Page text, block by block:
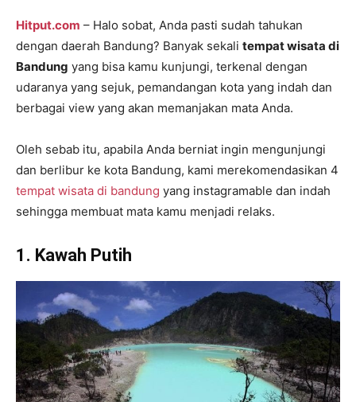
Hitput.com – Halo sobat, Anda pasti sudah tahukan
dengan daerah Bandung? Banyak sekali tempat wisata di
Bandung yang bisa kamu kunjungi, terkenal dengan
udaranya yang sejuk, pemandangan kota yang indah dan
berbagai view yang akan memanjakan mata Anda.
Oleh sebab itu, apabila Anda berniat ingin mengunjungi
dan berlibur ke kota Bandung, kami merekomendasikan 4
tempat wisata di bandung yang instagramable dan indah
sehingga membuat mata kamu menjadi relaks.
1. Kawah Putih